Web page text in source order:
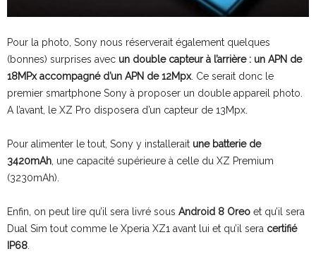
Pour la photo, Sony nous réserverait également quelques
(bonnes) surprises avec un double capteur à l’arrière : un APN de
18MPx accompagné d’un APN de 12Mpx. Ce serait donc le
premier smartphone Sony à proposer un double appareil photo.
A l’avant, le XZ Pro disposera d’un capteur de 13Mpx.
Pour alimenter le tout, Sony y installerait une batterie de
3420mAh, une capacité supérieure à celle du XZ Premium
(3230mAh).
Enfin, on peut lire qu’il sera livré sous Android 8 Oreo et qu’il sera
Dual Sim tout comme le Xperia XZ1 avant lui et qu’il sera certifié
IP68.